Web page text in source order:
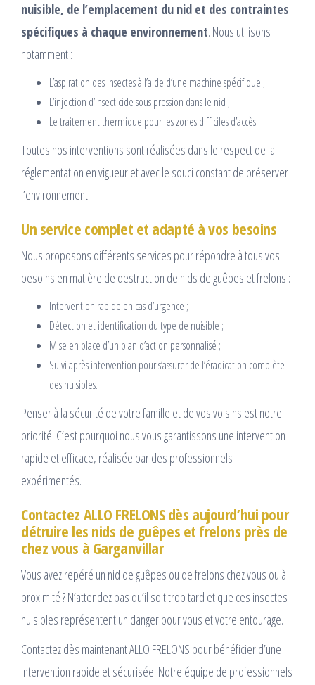
nuisible, de l’emplacement du nid et des contraintes
spécifiques à chaque environnement. Nous utilisons
notamment :
L’aspiration des insectes à l’aide d’une machine spécifique ;
L’injection d’insecticide sous pression dans le nid ;
Le traitement thermique pour les zones difficiles d’accès.
Toutes nos interventions sont réalisées dans le respect de la
réglementation en vigueur et avec le souci constant de préserver
l’environnement.
Un service complet et adapté à vos besoins
Nous proposons différents services pour répondre à tous vos
besoins en matière de destruction de nids de guêpes et frelons :
Intervention rapide en cas d’urgence ;
Détection et identification du type de nuisible ;
Mise en place d’un plan d’action personnalisé ;
Suivi après intervention pour s’assurer de l’éradication complète
des nuisibles.
Penser à la sécurité de votre famille et de vos voisins est notre
priorité. C’est pourquoi nous vous garantissons une intervention
rapide et efficace, réalisée par des professionnels
expérimentés.
Contactez ALLO FRELONS dès aujourd’hui pour
détruire les nids de guêpes et frelons près de
chez vous à Garganvillar
Vous avez repéré un nid de guêpes ou de frelons chez vous ou à
proximité ? N’attendez pas qu’il soit trop tard et que ces insectes
nuisibles représentent un danger pour vous et votre entourage.
Contactez dès maintenant ALLO FRELONS pour bénéficier d’une
intervention rapide et sécurisée. Notre équipe de professionnels